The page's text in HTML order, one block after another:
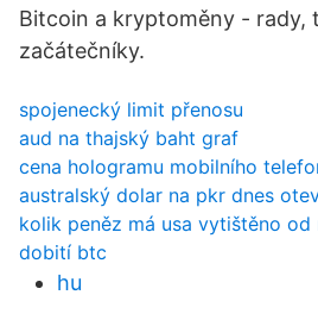
Bitcoin a kryptoměny - rady,
začátečníky.
spojenecký limit přenosu
aud na thajský baht graf
cena hologramu mobilního
australský dolar na pkr dnes
kolik peněz má usa vytištěno
dobití btc
hu